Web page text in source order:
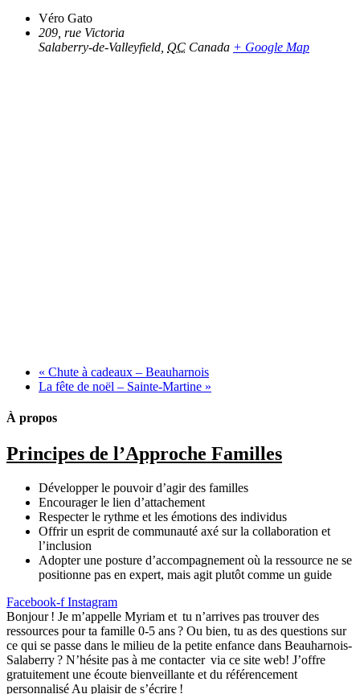
Véro Gato
209, rue Victoria
Salaberry-de-Valleyfield QC Canada + Google Map
« Chute à cadeaux – Beauharnois
La fête de noël – Sainte-Martine »
À propos
Principes de l’Approche Familles
Développer le pouvoir d’agir des familles
Encourager le lien d’attachement
Respecter le rythme et les émotions des individus
Offrir un esprit de communauté axé sur la collaboration et
l’inclusion
Adopter une posture d’accompagnement où la ressource ne se
positionne pas en expert, mais agit plutôt comme un guide
Facebook-f Instagram
Bonjour ! Je m’appelle Myriam et tu n’arrives pas trouver des
ressources pour ta famille 0-5 ans ? Ou bien, tu as des questions sur
ce qui se passe dans le milieu de la petite enfance dans Beauharnois-
Salaberry ? N’hésite pas à me contacter via ce site web! J’offre
gratuitement une écoute bienveillante et du référencement
personnalisé Au plaisir de s’écrire !